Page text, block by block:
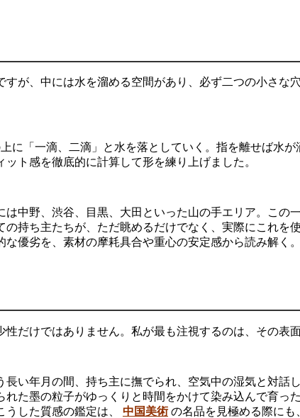
が、中には水を溜める空間があり、必ず二つの小さ
に「一滴、二滴」と水を落としていく。指を離せば水
ト感を徹底的に計算して形を練り上げました。
中野、渋谷、目黒、大田といった山の手エリア。この
持ち主たちが、ただ眺めるだけでなく、実際にこれを
優劣を、素材の摩耗具合や重心の安定感から読み解く
だけではありません。私が最も注視するのは、その表
い年月の間、持ち主に撫でられ、空気中の湿気と対話
た墨の粒子がゆっくりと時間をかけて染み込んで育っ
した質感の鑑定は、 中国美術の名品を見極める際にも